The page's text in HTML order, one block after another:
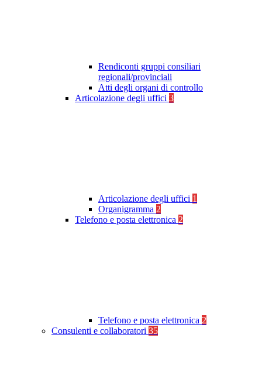
Rendiconti gruppi consiliari
regionali/provinciali
Atti degli organi di controllo
Articolazione degli uffici 3
Articolazione degli uffici 1
Organigramma 2
Telefono e posta elettronica 2
Telefono e posta elettronica 2
Consulenti e collaboratori 35